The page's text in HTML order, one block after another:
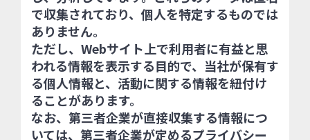
で収集されており、個人を特定するものでは
ありません。
ただし、Webサイト上で利用者に有益と思
われる情報を表示する目的で、当社が保有す
る個人情報と、活動に関する情報を紐付け
ることがあります。
なお、第三者企業が直接収集する情報につ
いては、第三者企業が定めるプライバシー